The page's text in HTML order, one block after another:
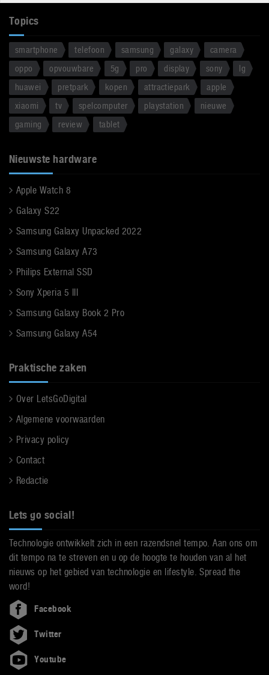
Topics
smartphone telefoon samsung galaxy
camera
oppo
opvouwbare 5g pro display sony
lg
huawei
pretpark kopen attractiepark
apple
xiaomi
tv spelcomputer playstation
nieuwe
gaming
review tablet
Nieuwste hardware
Apple Watch 8
Galaxy S22
Samsung Galaxy Unpacked 2022
Samsung Galaxy A73
Philips External SSD
Sony Xperia 5 III
Samsung Galaxy Book 2 Pro
Samsung Galaxy A54
Praktische zaken
Over LetsGoDigital
Algemene voorwaarden
Privacy policy
Contact
Redactie
Lets go social!
Technologie ontwikkelt zich in een razendsnel tempo. Aan ons om
dit tempo na te streven en u op de hoogte te houden van al het
nieuws op het gebied van technologie en lifestyle. Spread the
word!
Facebook
Twitter
Youtube